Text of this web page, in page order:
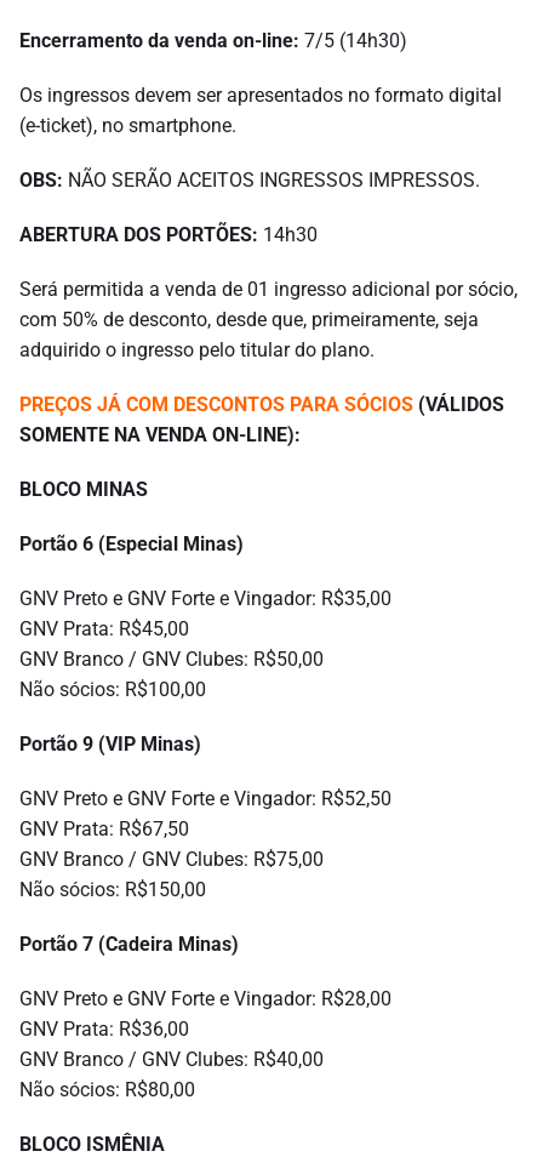
Encerramento da venda on-line: 7/5 (14h30)
Os ingressos devem ser apresentados no formato digital
(e-ticket), no smartphone.
OBS: NÃO SERÃO ACEITOS INGRESSOS IMPRESSOS.
ABERTURA DOS PORTÕES: 14h30
Será permitida a venda de 01 ingresso adicional por sócio,
com 50% de desconto, desde que, primeiramente, seja
adquirido o ingresso pelo titular do plano.
PREÇOS JÁ COM DESCONTOS PARA SÓCIOS (VÁLIDOS
SOMENTE NA VENDA ON-LINE):
BLOCO MINAS
Portão 6 (Especial Minas)
GNV Preto e GNV Forte e Vingador: R$35,00
GNV Prata: R$45,00
GNV Branco / GNV Clubes: R$50,00
Não sócios: R$100,00
Portão 9 (VIP Minas)
GNV Preto e GNV Forte e Vingador: R$52,50
GNV Prata: R$67,50
GNV Branco / GNV Clubes: R$75,00
Não sócios: R$150,00
Portão 7 (Cadeira Minas)
GNV Preto e GNV Forte e Vingador: R$28,00
GNV Prata: R$36,00
GNV Branco / GNV Clubes: R$40,00
Não sócios: R$80,00
BLOCO ISMÊNIA